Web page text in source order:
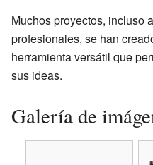
Muchos proyectos, incluso
profesionales, se han
herramienta versátil que
sus ideas.
Galería de